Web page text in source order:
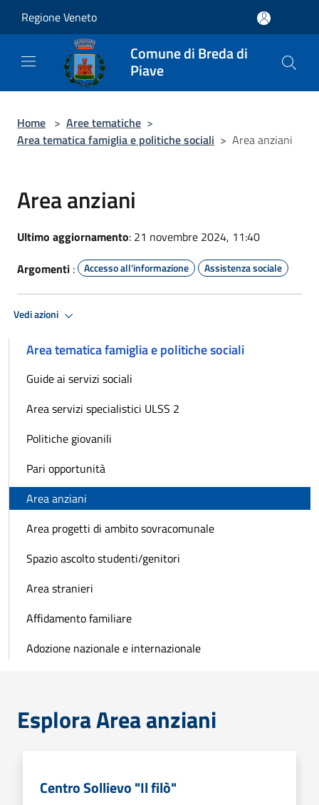
Regione Veneto
Comune di Breda di
Piave
Home > Aree tematiche >
Area tematica famiglia e politiche sociali > Area anziani
Area anziani
Ultimo aggiornamento: 21 novembre 2024, 11:40
Argomenti : Accesso all'informazione Assistenza sociale
Vedi azioni
Area tematica famiglia e politiche sociali
Guide ai servizi sociali
Area servizi specialistici ULSS 2
Politiche giovanili
Pari opportunità
Area anziani
Area progetti di ambito sovracomunale
Spazio ascolto studenti/genitori
Area stranieri
Affidamento familiare
Adozione nazionale e internazionale
Esplora Area anziani
Centro Sollievo "Il filò"